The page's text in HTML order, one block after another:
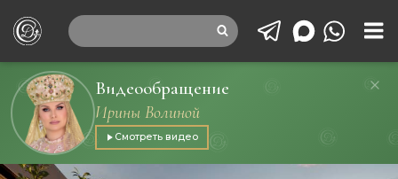
Видеообращение
Ирины Волиной
Смотреть видео